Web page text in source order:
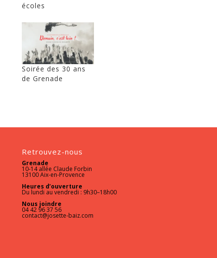
écoles
Soirée des 30 ans
de Grenade
Retrouvez-nous
Grenade
10-14 allée Claude Forbin
13100 Aix-en-Provence
Heures d’ouverture
Du lundi au vendredi : 9h30–18h00
Nous joindre
04 42 96 37 56
contact@josette-baiz.com